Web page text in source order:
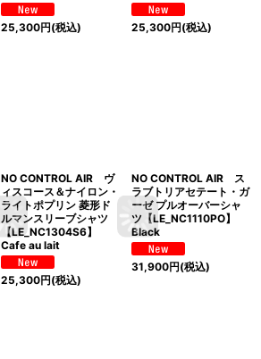
25,300円(税込) 25,300円(税込)
NO CONTROL AIR ヴ
ィスコース＆ナイロン・
ライトポプリン 菱形ド
ルマンスリーブシャツ
【LE_NC1304S6】
Cafe au lait
25,300円(税込)
NO CONTROL AIR ス
ラブトリアセテート・ガ
ーゼ プルオーバーシャ
ツ【LE_NC1110PO】
Black
31,900円(税込)